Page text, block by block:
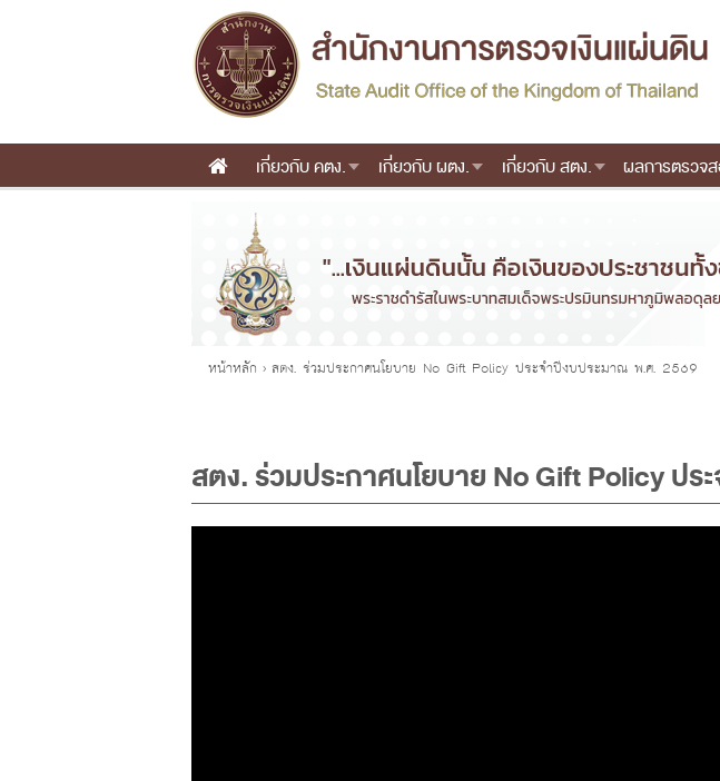
Main menu
เกี่ยวกับ คตง. เกี่ยวกับ ผตง. เกี่ยวกับ สตง. ผลการตรวจ
คุณอยู่ที่
หน้าหลัก › สตง. ร่วมประกาศนโยบาย No Gift Policy ประจำปีงบประมาณ พ.ศ. 2569
สตง. ร่วมประกาศนโยบาย No Gift Policy ป